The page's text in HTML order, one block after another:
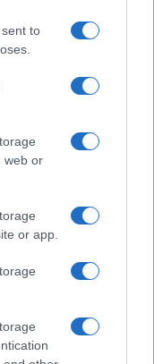
to
web or
or app.